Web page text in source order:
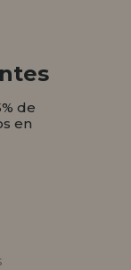
de
en